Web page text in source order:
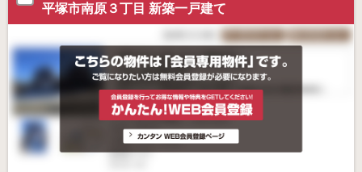
平塚市南原３丁目 新築一戸建て